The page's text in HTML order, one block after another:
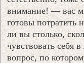
внимание! — вас
готовы потратить
ли вы столько,
чувствовать себя
вопрос, по